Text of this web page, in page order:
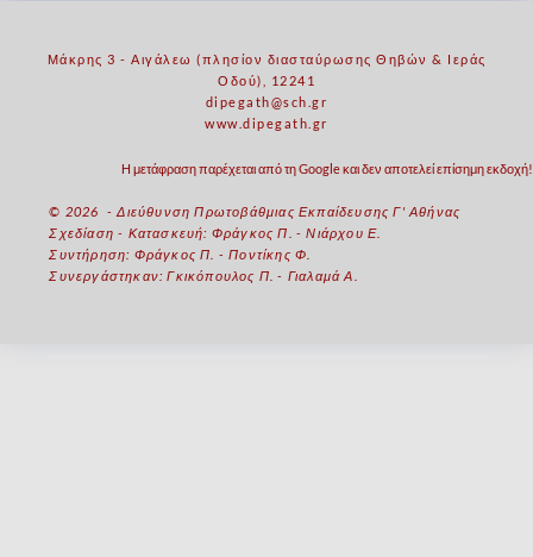
Μάκρης 3 - Αιγάλεω (πλησίον διασταύρωσης Θηβών & Ιεράς
Οδού), 12241
dipegath@sch.gr
www.dipegath.gr
Η μετάφραση παρέχεται από τη Google και δεν αποτελεί επίσημη εκδοχή!
© 2026 - Διεύθυνση Πρωτοβάθμιας Εκπαίδευσης Γ' Αθήνας
Σχεδίαση - Κατασκευή: Φράγκος Π. - Νιάρχου Ε.
Συντήρηση: Φράγκος Π. - Ποντίκης Φ.
Συνεργάστηκαν: Γκικόπουλος Π. - Γιαλαμά Α.